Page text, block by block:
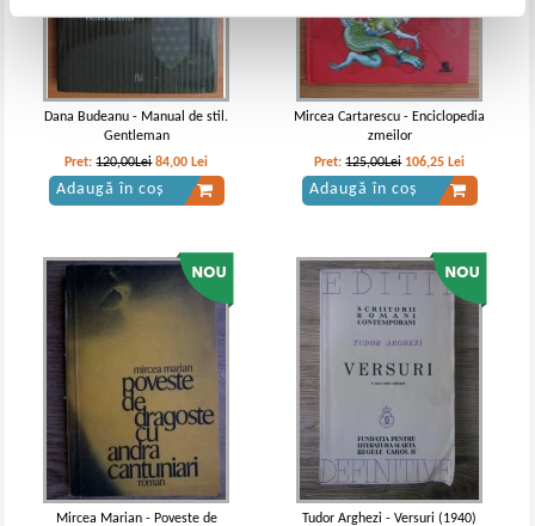
Dana Budeanu - Manual de stil.
Gentleman
Pret:120,00Lei 84,00 Lei
Adaugă în coș
Mircea Cartarescu - Enciclopedia
zmeilor
Pret:125,00Lei 106,25 Lei
Adaugă în coș
Mircea Marian - Poveste de
Tudor Arghezi - Versuri (1940)